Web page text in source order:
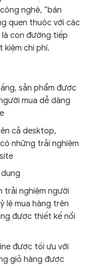
nghệ, “bán
quen thuộc với các
là con đường tiếp
kiệm chi phí.
sản phẩm được
mua dễ dàng
cả desktop,
những trải nghiệm
trải nghiệm người
lệ mua hàng trên
được thiết kế nổi
được tối ưu với
giỏ hàng được